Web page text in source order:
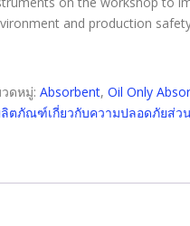
and production
ดหมู่: Absorbent, Oil Only
ตภัณฑ์เกี่ยวกับความปลอดภัยส่ว